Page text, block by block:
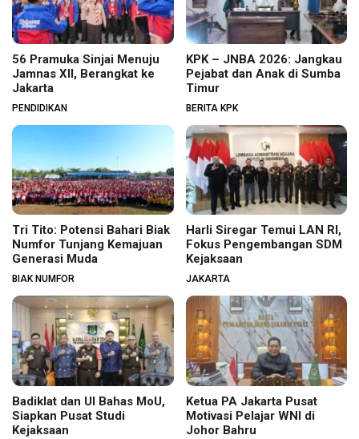
56 Pramuka Sinjai Menuju
Jamnas XII, Berangkat ke
Jakarta
PENDIDIKAN
KPK – JNBA 2026: Jangkau
Pejabat dan Anak di Sumba
Timur
BERITA KPK
Tri Tito: Potensi Bahari Biak
Numfor Tunjang Kemajuan
Generasi Muda
BIAK NUMFOR
Harli Siregar Temui LAN RI,
Fokus Pengembangan SDM
Kejaksaan
JAKARTA
Badiklat dan UI Bahas MoU,
Siapkan Pusat Studi
Kejaksaan
Ketua PA Jakarta Pusat
Motivasi Pelajar WNI di
Johor Bahru